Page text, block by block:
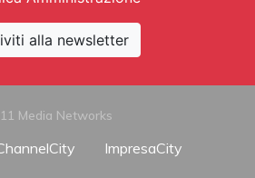
alla newsletter
Media Networks
ImpresaCity